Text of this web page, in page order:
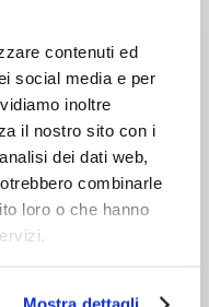
contenuti ed
social media e per
inoltre
il nostro sito con i
dei dati web,
combinarle
loro o che hanno